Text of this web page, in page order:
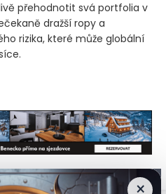
přehodnotit svá portfolia v
dražší ropy a
rizika, které může globální
benchmark Brent po